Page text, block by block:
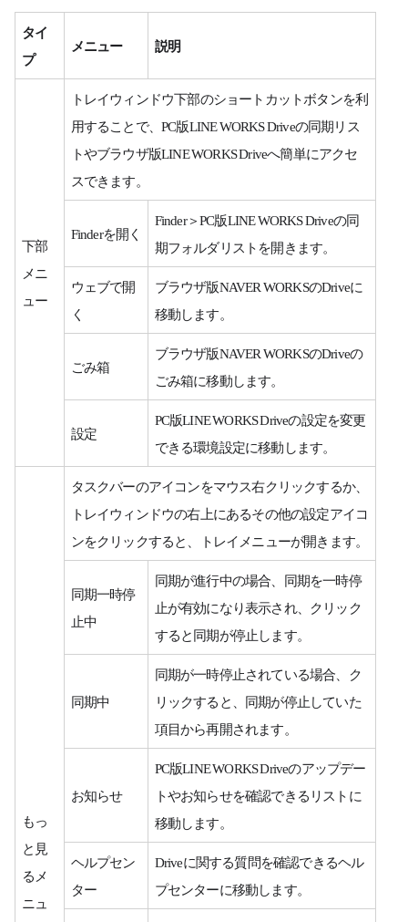
タイ
プ
メニュー 説明
下部
メニ
ュー
トレイウィンドウ下部のショートカットボタンを利
用することで、PC版LINE WORKS Driveの同期リス
トやブラウザ版LINE WORKS Driveへ簡単にアクセ
スできます。
Finderを開く
Finder＞PC版LINE WORKS Driveの同
期フォルダリストを開きます。
ウェブで開
く
ブラウザ版NAVER WORKSのDriveに
移動します。
ごみ箱
ブラウザ版NAVER WORKSのDriveの
ごみ箱に移動します。
設定
PC版LINE WORKS Driveの設定を変更
できる環境設定に移動します。
もっ
と見
るメ
ニュ
タスクバーのアイコンをマウス右クリックするか、
トレイウィンドウの右上にあるその他の設定アイコ
ンをクリックすると、トレイメニューが開きます。
同期一時停
止中
同期が進行中の場合、同期を一時停
止が有効になり表示され、クリック
すると同期が停止します。
同期中
同期が一時停止されている場合、ク
リックすると、同期が停止していた
項目から再開されます。
お知らせ
PC版LINE WORKS Driveのアップデー
トやお知らせを確認できるリストに
移動します。
ヘルプセン
ター
Driveに関する質問を確認できるヘル
プセンターに移動します。